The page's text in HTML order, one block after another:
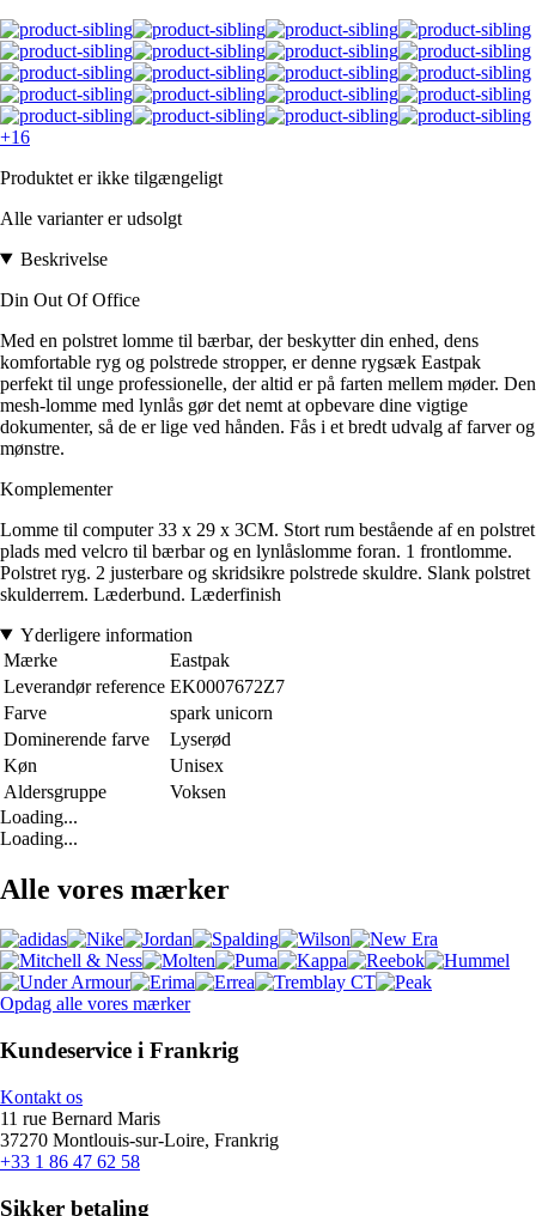
+16
Produktet er ikke tilgængeligt
Alle varianter er udsolgt
Beskrivelse
Din Out Of Office
Med en polstret lomme til bærbar, der beskytter din enhed, dens
komfortable ryg og polstrede stropper, er denne rygsæk Eastpak
perfekt til unge professionelle, der altid er på farten mellem møder. Den
mesh-lomme med lynlås gør det nemt at opbevare dine vigtige
dokumenter, så de er lige ved hånden. Fås i et bredt udvalg af farver og
mønstre.
Komplementer
Lomme til computer 33 x 29 x 3CM. Stort rum bestående af en polstret
plads med velcro til bærbar og en lynlåslomme foran. 1 frontlomme.
Polstret ryg. 2 justerbare og skridsikre polstrede skuldre. Slank polstret
skulderrem. Læderbund. Læderfinish
Yderligere information
Mærke
Eastpak
Leverandør reference EK0007672Z7
Farve
spark unicorn
Dominerende farve
Lyserød
Køn
Unisex
Aldersgruppe
Voksen
Loading...
Loading...
Alle vores mærker
Opdag alle vores mærker
Kundeservice i Frankrig
Kontakt os
11 rue Bernard Maris
37270 Montlouis-sur-Loire, Frankrig
+33 1 86 47 62 58
Sikker betaling